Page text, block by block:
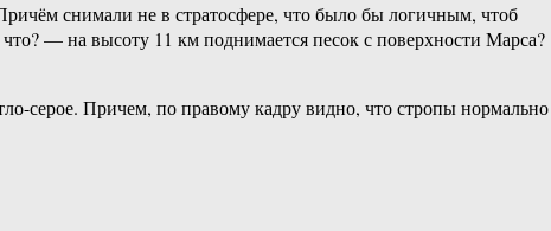
снимали не в стратосфере, что было бы логичным, чтоб
— на высоту 11 км поднимается песок с поверхности Марса?
серое. Причем, по правому кадру видно, что стропы нормально